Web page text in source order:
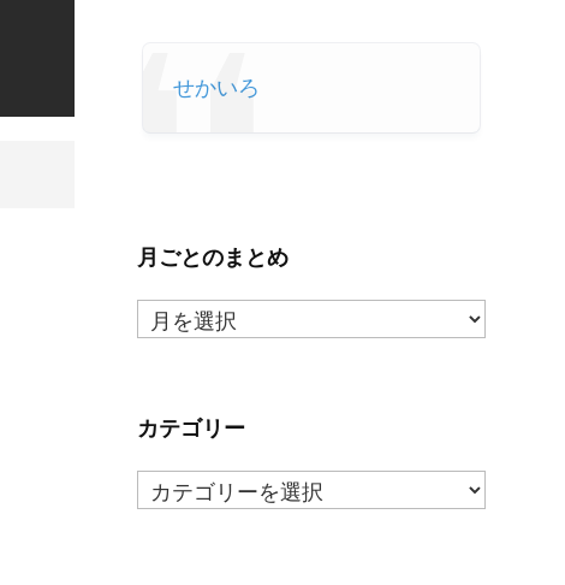
せかいろ
月ごとのまとめ
月
ご
ま
め
カテゴリー
カ
テ